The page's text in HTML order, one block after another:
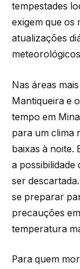
tempestades
exigem que os
atualizações
Nas áreas
Mantiqueira e
tempo em
para um clima
baixas à noite.
a possibilidade
ser
se preparar
precauções
temperatura
Para quem